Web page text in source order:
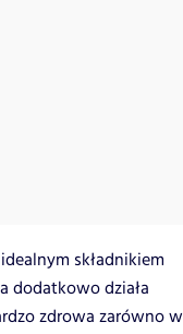
składnikiem
dodatkowo działa
zdrowa zarówno w